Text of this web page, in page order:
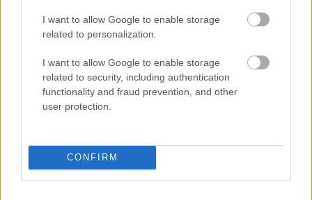
I want to allow Google to enable storage
related to personalization.
I want to allow Google to enable storage
related to security, including authentication
functionality and fraud prevention, and other
user protection.
CONFIRM